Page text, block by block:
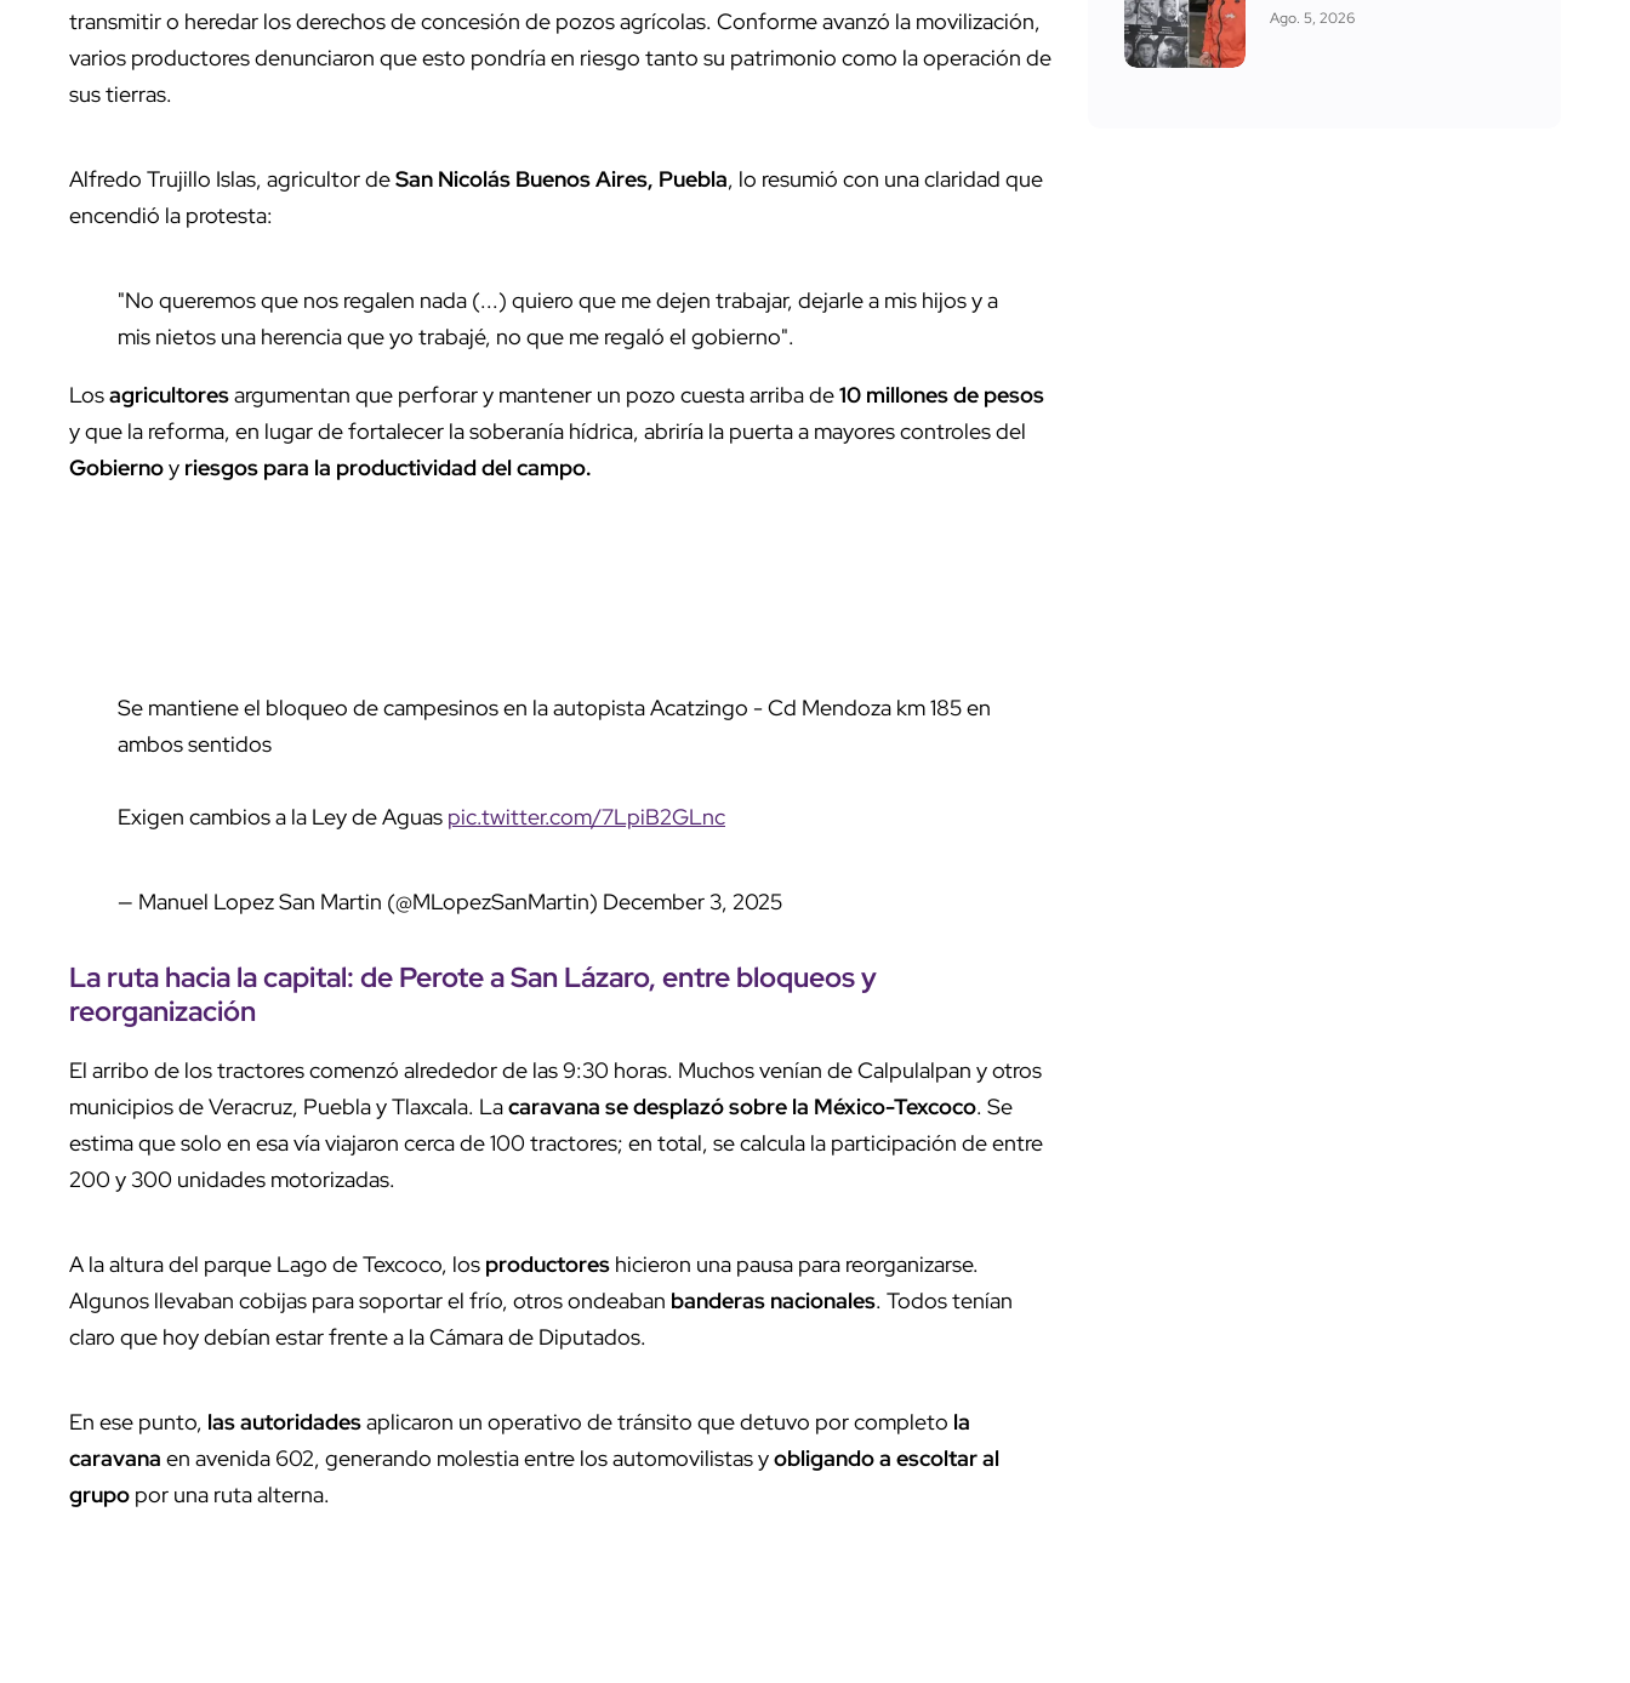
transmitir o heredar los derechos de concesión de pozos agrícolas. Conforme avanzó la movilización,
varios productores denunciaron que esto pondría en riesgo tanto su patrimonio como la operación de
sus tierras.
Alfredo Trujillo Islas, agricultor deSan Nicolás Buenos Aires, Puebla, lo resumió con una claridad que
encendió la protesta:
"No queremos que nos regalen nada (...) quiero que me dejen trabajar, dejarle a mis hijos y a
mis nietos una herencia que yo trabajé, no que me regaló el gobierno".
Losagricultoresargumentan que perforar y mantener un pozo cuesta arriba de10 millones de pesos
y que la reforma, en lugar de fortalecer la soberanía hídrica, abriría la puerta a mayores controles del
Gobiernoy riesgos para la productividad del campo.
Se mantiene el bloqueo de campesinos en la autopista Acatzingo - Cd Mendoza km 185 en
ambos sentidos
Exigen cambios a la Ley de Aguas pic.twitter.com/7LpiB2GLnc
— Manuel Lopez San Martin (@MLopezSanMartin) December 3, 2025
La ruta hacia la capital: de Perote a San Lázaro, entre bloqueos y
reorganización
El arribo de los tractores comenzó alrededor de las 9:30 horas. Muchos venían de Calpulalpan y otros
municipios de Veracruz, Puebla y Tlaxcala. Lacaravana se desplazó sobre la México-Texcoco. Se
estima que solo en esa vía viajaron cerca de 100 tractores; en total, se calcula la participación de entre
200 y 300 unidades motorizadas.
A la altura del parque Lago de Texcoco, los productores hicieron una pausa para reorganizarse.
Algunos llevaban cobijas para soportar el frío, otros ondeaban banderas nacionales. Todos tenían
claro que hoy debían estar frente a la Cámara de Diputados.
En ese punto, las autoridadesaplicaron un operativo de tránsito que detuvo por completo la
caravana en avenida 602, generando molestia entre los automovilistas yobligando a escoltar al
grupo por una ruta alterna.
Ago. 5, 2026